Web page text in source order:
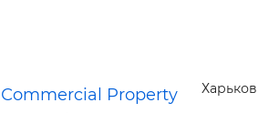
Харьков
Сommercial Property